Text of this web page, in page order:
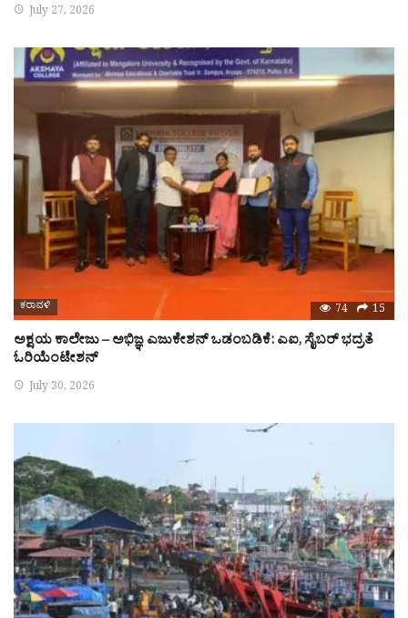
July 27, 2026
ಕರಾವಳಿ 74 15
ಅಕ್ಷಯ ಕಾಲೇಜು – ಅಭಿಜ್ಞ ಎಜುಕೇಶನ್ ಒಡಂಬಡಿಕೆ: ಎಐ, ಸೈಬರ್ ಭದ್ರತೆ
ಓರಿಯೆಂಟೇಶನ್
July 30, 2026